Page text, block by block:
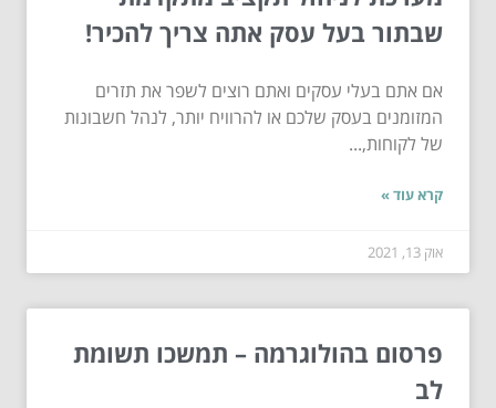
שבתור בעל עסק אתה צריך להכיר!
אם אתם בעלי עסקים ואתם רוצים לשפר את תזרים
המזומנים בעסק שלכם או להרוויח יותר, לנהל חשבונות
של לקוחות,...
קרא עוד »
אוק 13, 2021
פרסום בהולוגרמה – תמשכו תשומת
לב